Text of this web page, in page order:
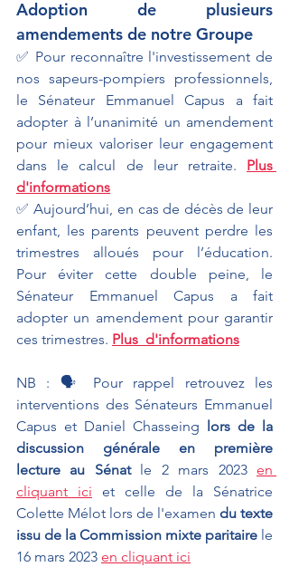
Adoption de plusieurs
amendements de notre Groupe
✅ Pour reconnaître l'investissement de
nos sapeurs-pompiers professionnels,
le Sénateur Emmanuel Capus a fait
adopter à l’unanimité un amendement
pour mieux valoriser leur engagement
dans le calcul de leur retraite. Plus
d'informations
✅ Aujourd’hui, en cas de décès de leur
enfant, les parents peuvent perdre les
trimestres alloués pour l’éducation.
Pour éviter cette double peine, le
Sénateur Emmanuel Capus a fait
adopter un amendement pour garantir
ces trimestres. Plus  d'informations
NB : 🗣 Pour rappel retrouvez les
interventions des Sénateurs Emmanuel
Capus et Daniel Chasseing lors de la
discussion générale en première
lecture au Sénat le 2 mars 2023 en
cliquant ici et celle de la Sénatrice
Colette Mélot lors de l'examen du texte
issu de la Commission mixte paritaire le
16 mars 2023 en cliquant ici